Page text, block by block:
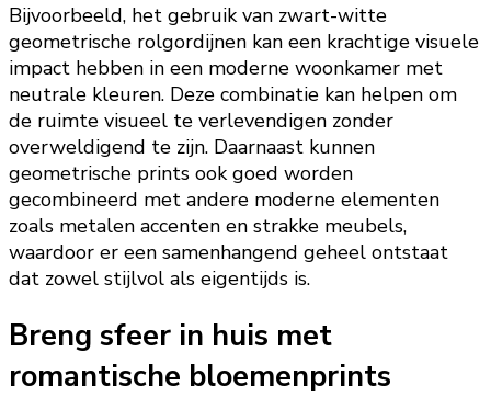
Bijvoorbeeld, het gebruik van zwart-witte
geometrische rolgordijnen kan een krachtige visuele
impact hebben in een moderne woonkamer met
neutrale kleuren. Deze combinatie kan helpen om
de ruimte visueel te verlevendigen zonder
overweldigend te zijn. Daarnaast kunnen
geometrische prints ook goed worden
gecombineerd met andere moderne elementen
zoals metalen accenten en strakke meubels,
waardoor er een samenhangend geheel ontstaat
dat zowel stijlvol als eigentijds is.
Breng sfeer in huis met
romantische bloemenprints